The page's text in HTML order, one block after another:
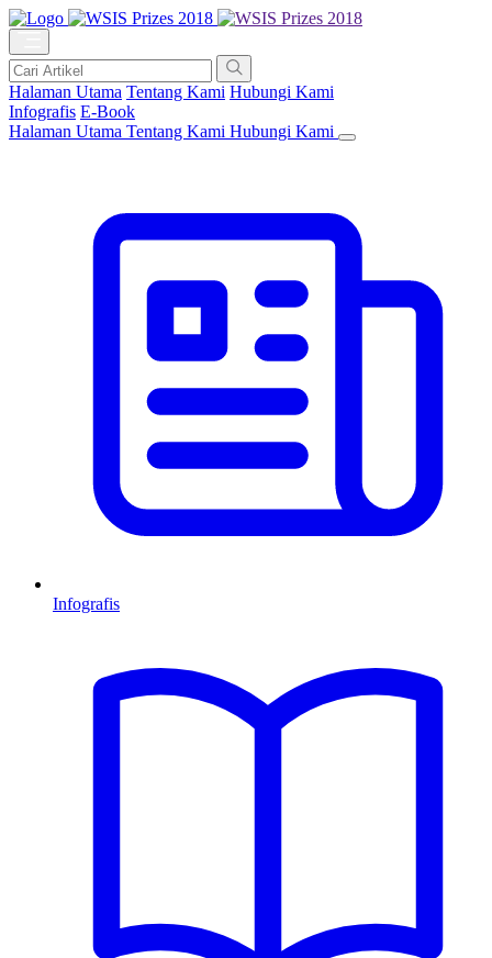
Halaman Utama Tentang Kami Hubungi Kami
Infografis E-Book
Halaman Utama Tentang Kami Hubungi Kami
Infografis